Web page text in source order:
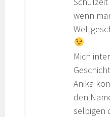
wenn
Mich
Anika
den
selbigen